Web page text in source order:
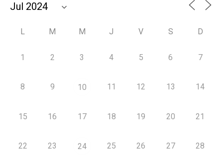
L M M J V S D
1 2 3 4 5 6 7
8 9 10 11 12 13 14
15 16 17 18 19 20 21
22 23 24 25 26 27 28